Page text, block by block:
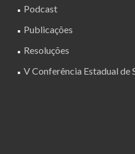
Podcast
Publicações
Resoluções
V Conferência Estadual de